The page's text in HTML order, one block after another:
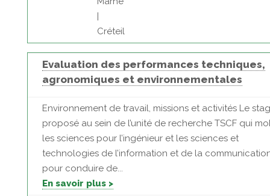
|
Créteil
Evaluation des performances techniques,
agronomiques et environnementales
Environnement de travail, missions et activités Le
proposé au sein de l’unité de recherche TSCF qui
les sciences pour l’ingénieur et les sciences et
technologies de l’information et de la
pour conduire de...
En savoir plus >